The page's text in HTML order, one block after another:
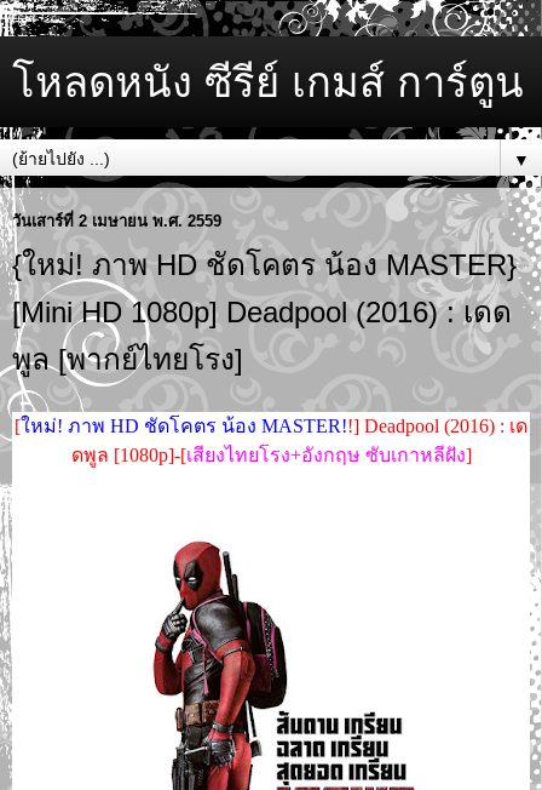
โหลดหนัง ซีรีย์ เกมส์ การ์ตูน
▼
วันเสาร์ที่ 2 เมษายน พ.ศ. 2559
{ใหม่! ภาพ HD ชัดโคตร น้อง MASTER}
[Mini HD 1080p] Deadpool (2016) : เดด
พูล [พากย์ไทยโรง]
[ใหม่! ภาพ HD ชัดโคตร น้อง MASTER!!] Deadpool (2016) : เด
ดพูล [1080p]-[เสียงไทยโรง+อังกฤษ ซับเกาหลีฝัง]